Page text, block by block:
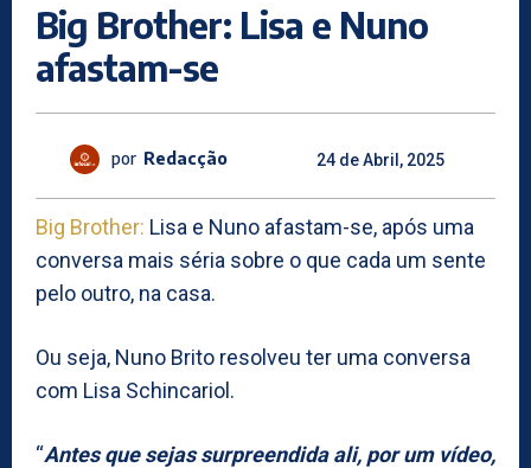
Big Brother: Lisa e Nuno
afastam-se
por Redacção 24 de Abril, 2025
Big Brother: Lisa e Nuno afastam-se, após uma
conversa mais séria sobre o que cada um sente
pelo outro, na casa.
Ou seja, Nuno Brito resolveu ter uma conversa
com Lisa Schincariol.
“Antes que sejas surpreendida ali, por um vídeo,